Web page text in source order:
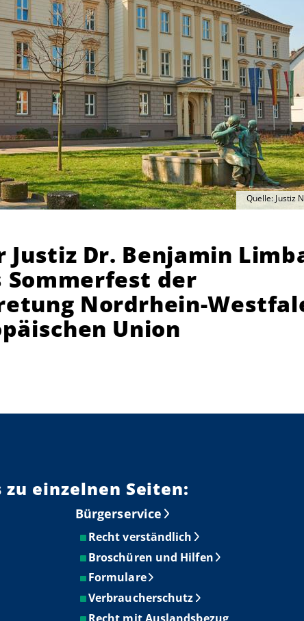
Quelle: Justiz
Dr. Benjamin
Sommerfest der
Nordrhein-
Union
einzelnen Seiten:
Bürgerservice
Recht verständlich
Broschüren und Hilfen
Formulare
Verbraucherschutz